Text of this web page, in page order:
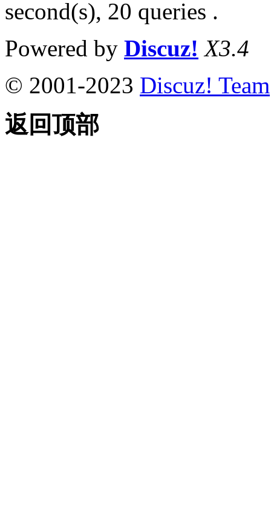
second(s), 20 queries .
Powered by Discuz! X3.4
© 2001-2023 Discuz! Team
返回顶部